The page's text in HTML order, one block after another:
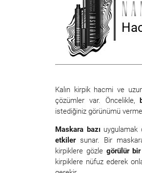
Kalın kirpik hacmi ve
çözümler var. Öncelikle,
istediğiniz görünümü
Maskara bazı
etkilersunar. Bir maskara
kirpiklere gözle görülür
kirpiklere nüfuz ederek